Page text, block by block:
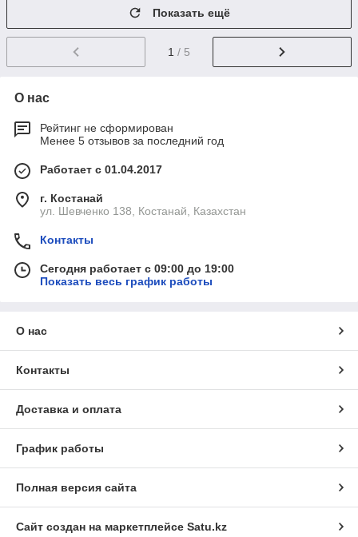
Показать ещё
1 / 5
О нас
Рейтинг не сформирован
Менее 5 отзывов за последний год
Работает с 01.04.2017
г. Костанай
ул. Шевченко 138, Костанай, Казахстан
Контакты
Сегодня работает с 09:00 до 19:00
Показать весь график работы
О нас
Контакты
Доставка и оплата
График работы
Полная версия сайта
Сайт создан на маркетплейсе Satu.kz